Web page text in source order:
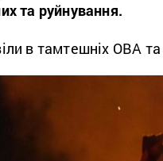
та руйнування.
в тамтешніх ОВА